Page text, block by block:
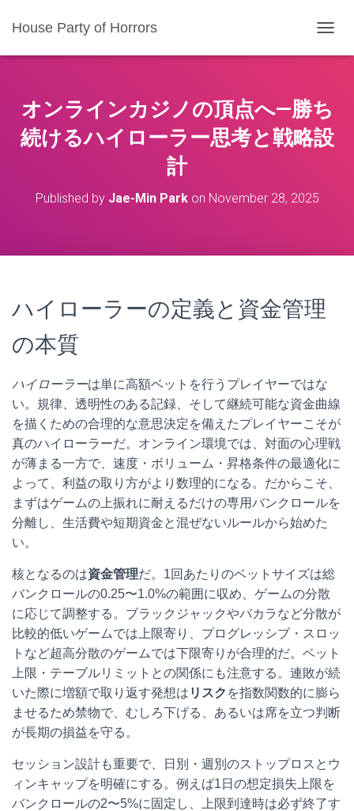
House Party of Horrors
O
E
N
A
オンラインカジノの頂点へ—勝ち
続けるハイローラー思考と戦略設
計
Published by Jae-Min Parkon November 28, 2025
ハイローラーの定義と資金管理
の本質
ハイローラーは単に高額ベットを行うプレイヤーではな
い。規律、透明性のある記録、そして継続可能な資金曲線
を描くための合理的な意思決定を備えたプレイヤーこそが
真のハイローラーだ。オンライン環境では、対面の心理戦
が薄まる一方で、速度・ボリューム・昇格条件の最適化に
よって、利益の取り方がより数理的になる。だからこそ、
まずはゲームの上振れに耐えるだけの専用バンクロールを
分離し、生活費や短期資金と混ぜないルールから始めた
い。
核となるのは資金管理だ。1回あたりのベットサイズは総
バンクロールの0.25〜1.0%の範囲に収め、ゲームの分散
に応じて調整する。ブラックジャックやバカラなど分散が
比較的低いゲームでは上限寄り、プログレッシブ・スロッ
トなど超高分散のゲームでは下限寄りが合理的だ。ベット
上限・テーブルリミットとの関係にも注意する。連敗が続
いた際に増額で取り返す発想は リスク を指数関数的に膨ら
ませるため禁物で、むしろ下げる、あるいは席を立つ判断
が長期の損益を守る。
セッション設計も重要で、日別・週別のストップロスとウ
ィンキャップを明確にする。例えば1日の想定損失上限を
バンクロールの2〜5%に固定し、上限到達時は必ず終了す